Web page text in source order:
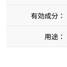
有効成分：
用途：